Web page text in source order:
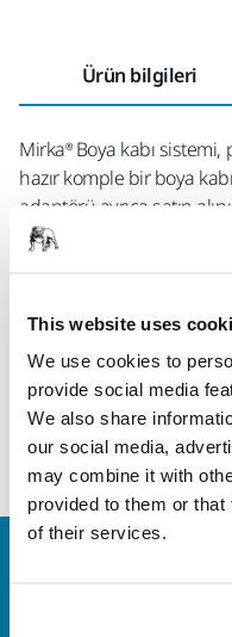
This website uses
We use cookies to
provide social media
We also share
our social media,
may combine it with
provided to them or
of their services.
Ürün bilgileri
Mirka® Boya kabı
hazır komple bir boya
adaptörü ayrıca satın
µm filtreli kapak, 20 adet
adet kelepçeden
kapak & sistemleri,
pratik dispenserler ve
profesyonellerinin boya
ve